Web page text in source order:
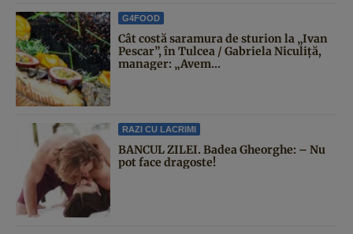
G4FOOD
Cât costă saramura de sturion la „Ivan
Pescar”, în Tulcea / Gabriela Niculiță,
manager: „Avem...
RAZI CU LACRIMI
BANCUL ZILEI. Badea Gheorghe: – Nu
pot face dragoste!